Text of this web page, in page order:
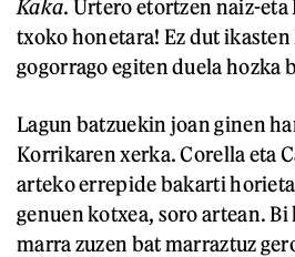
Kaka. Urtero etortzen naiz-
txoko honetara! Ez dut
gogorrago egiten duela hozka
Lagun batzuekin joan ginen
Korrikaren xerka. Corella eta
arteko errepide bakarti
genuen kotxea, soro artean.
marra zuzen bat marraztuz